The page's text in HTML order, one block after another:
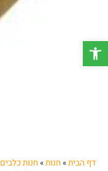
פתח סרגל נגישות
דף הבית»חנות»חנות כלבים